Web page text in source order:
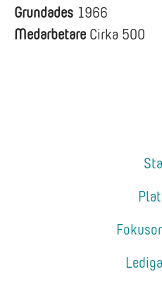
Grundades 1966
Medarbetare Cirka 500